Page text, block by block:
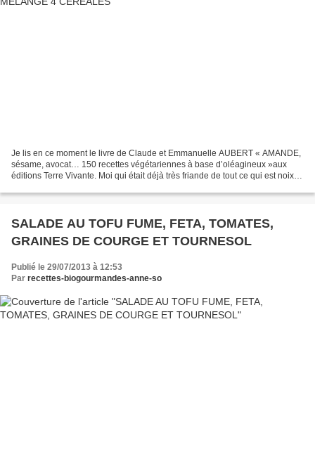
Je lis en ce moment le livre de Claude et Emmanuelle AUBERT « AMANDE,
sésame, avocat… 150 recettes végétariennes à base d’oléagineux »aux
éditions Terre Vivante. Moi qui était déjà très friande de tout ce qui est noix,
SALADE AU TOFU FUME, FETA, TOMATES,
GRAINES DE COURGE ET TOURNESOL
Publié le 29/07/2013 à 12:53
Par recettes-biogourmandes-anne-so